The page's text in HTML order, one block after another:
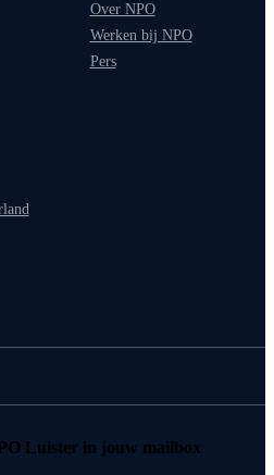
Over NPO
Werken bij NPO
Pers
Luister in jouw mailbox